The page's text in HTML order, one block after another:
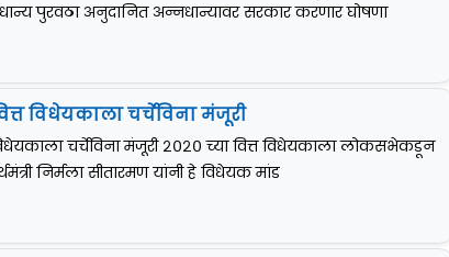
धान्य पुरवठा अनुदानित अन्नधान्यावर सरकार करणार घोषणा
विधेयकाला चर्चेविना मंजूरी
चर्चेविना मंजूरी २०२० च्या वित्त विधेयकाला लोकसभेकडून
निर्मला सीतारमण यांनी हे विधेयक मांड